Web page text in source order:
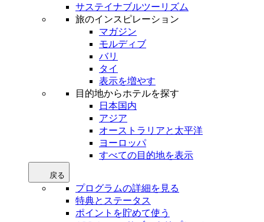
サステイナブルツーリズム
旅のインスピレーション
マガジン
モルディブ
バリ
タイ
表示を増やす
目的地からホテルを探す
日本国内
アジア
オーストラリアと太平洋
ヨーロッパ
すべての目的地を表示
戻る
プログラムの詳細を見る
特典とステータス
ポイントを貯めて使う